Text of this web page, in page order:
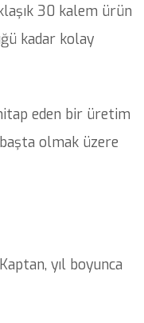
30 kalem ürün
kadar kolay
eden bir üretim
olmak üzere
yıl boyunca